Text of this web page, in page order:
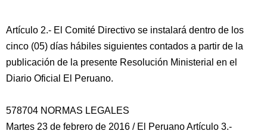
Artículo 2.- El Comité Directivo se instalará dentro de los
cinco (05) días hábiles siguientes contados a partir de la
publicación de la presente Resolución Ministerial en el
Diario Oficial El Peruano.
578704 NORMAS LEGALES
Martes 23 de febrero de 2016 / El Peruano Artículo 3.-